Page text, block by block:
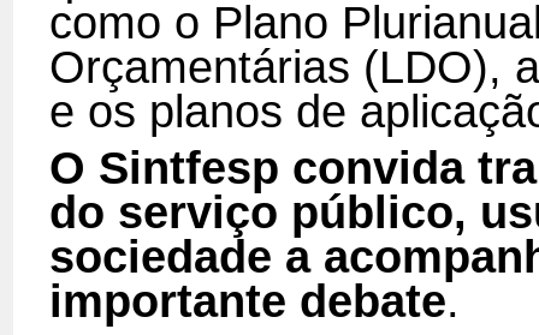
como o Plano
Orçamentárias (LDO),
e os planos de
O Sintfesp convida
do serviço público,
sociedade a
importante debate.